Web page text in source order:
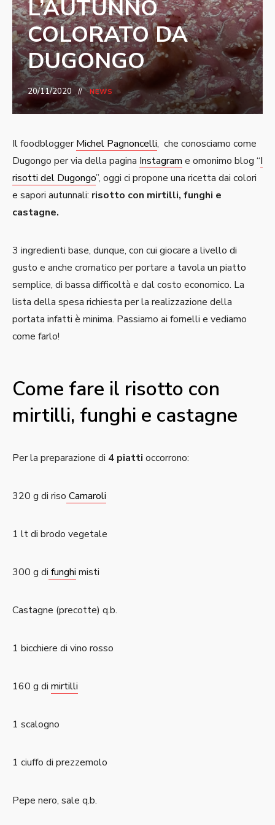
L’AUTUNNO
COLORATO DA
DUGONGO
20/11/2020 NEWS
Il foodbloggerMichel Pagnoncelli, che conosciamo come
Dugongo per via della pagina Instagram e omonimo blog “I
risotti del Dugongo”, oggi ci propone una ricetta dai colori
e sapori autunnali: risotto con mirtilli, funghi e
castagne.
3 ingredienti base, dunque, con cui giocare a livello di
gusto e anche cromatico per portare a tavola un piatto
semplice, di bassa difficoltà e dal costo economico. La
lista della spesa richiesta per la realizzazione della
portata infatti è minima. Passiamo ai fornelli e vediamo
come farlo!
Come fare il risotto con
mirtilli, funghi e castagne
Per la preparazione di 4 piatti occorrono:
320 g di riso Carnaroli
1 lt di brodo vegetale
300 g di funghi misti
Castagne (precotte) q.b.
1 bicchiere di vino rosso
160 g di mirtilli
1 scalogno
1 ciuffo di prezzemolo
Pepe nero, sale q.b.